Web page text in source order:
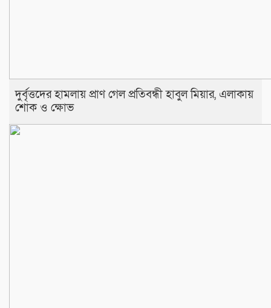
দুর্বৃত্তদের হামলায় প্রাণ গেল প্রতিবন্ধী হাবুল মিয়ার, এলাকায়
শোক ও ক্ষোভ